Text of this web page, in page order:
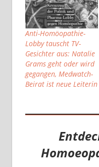
Anti-Homöopathie-
Lobby tauscht TV-
Gesichter aus: Natalie
Grams geht oder wird
gegangen, Medwatch-
Beirat ist neue Leiterin